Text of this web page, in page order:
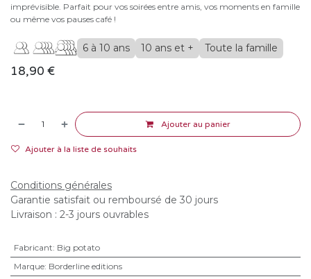
imprévisible. Parfait pour vos soirées entre amis, vos moments en famille
ou même vos pauses café !
6 à 10 ans 10 ans et + Toute la famille
18,90 €
Ajouter au panier
Ajouter à la liste de souhaits
Conditions générales
Garantie satisfait ou remboursé de 30 jours
Livraison : 2-3 jours ouvrables
Fabricant: Big potato
Marque: Borderline editions